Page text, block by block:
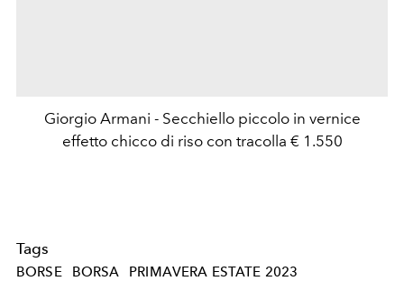
Giorgio Armani - Secchiello piccolo in vernice
effetto chicco di riso con tracolla € 1.550
Tags
BORSE BORSA PRIMAVERA ESTATE 2023